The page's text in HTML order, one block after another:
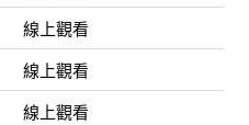
線上觀看
線上觀看
線上觀看